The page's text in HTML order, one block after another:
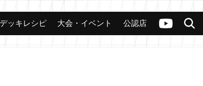
ヴァンガードch
検索
カード 大会 公認店舗 その他
デッキレシピ 大会・イベント 公認店